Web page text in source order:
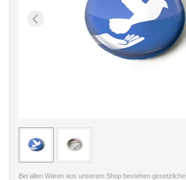
< /picture>
Bei allen Waren aus unserem Shop bestehen gesetzliche